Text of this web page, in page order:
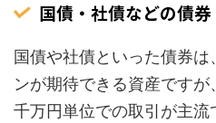
国債・社債などの債券
国債や社債といった債券
ンが期待できる資産です
千万円単位での取引が主